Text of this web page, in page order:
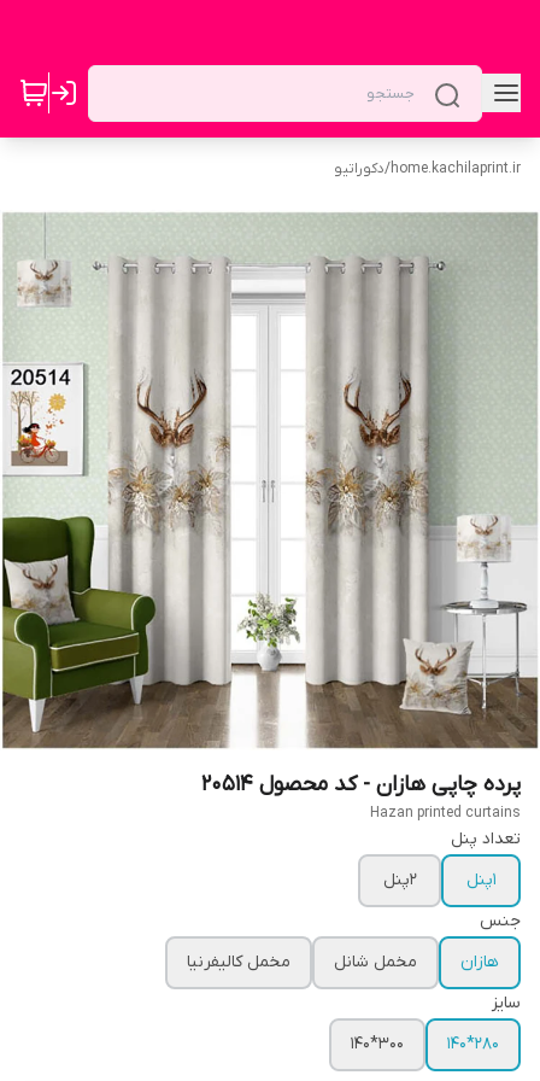
home.kachilaprint.ir
/دکوراتیو
پرده چاپی هازان - کد محصول 20514
Hazan printed curtains
تعداد پنل
1پنل
2پنل
جنس
هازان
مخمل شانل
مخمل کالیفرنیا
سایز
280*140
300*140